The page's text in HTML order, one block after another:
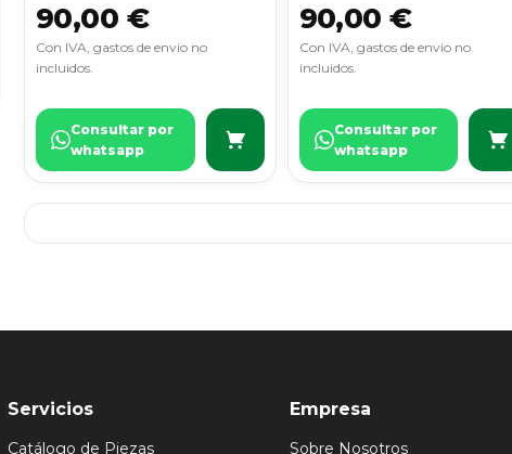
90,00 €
Con IVA, gastos de envio no
incluidos.
Consultar por
whatsapp
90,00 €
Con IVA, gastos de envio no
incluidos.
Consultar por
whatsapp
Servicios
Catálogo de Piezas
Empresa
Sobre Nosotros